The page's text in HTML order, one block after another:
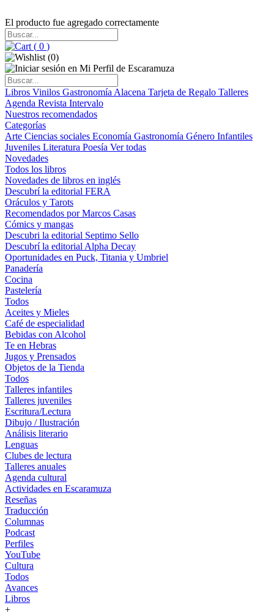
El producto fue agregado correctamente
( 0 )
(0)
Libros Vinilos Gastronomía Alacena Tarjeta de Regalo Talleres
Agenda Revista Intervalo
Nuestros recomendados
Categorías
Arte Ciencias sociales Economía Gastronomía Género Infantiles
Juveniles Literatura Poesía Ver todas
Novedades
Todos los libros
Novedades de libros en inglés
Descubrí la editorial FERA
Oráculos y Tarots
Recomendados por Marcos Casas
Cómics y mangas
Descubri la editorial Septimo Sello
Descubrí la editorial Alpha Decay
Oportunidades en Puck, Titania y Umbriel
Panadería
Cocina
Pastelería
Todos
Aceites y Mieles
Café de especialidad
Bebidas con Alcohol
Te en Hebras
Jugos y Prensados
Objetos de la Tienda
Todos
Talleres infantiles
Talleres juveniles
Escritura/Lectura
Dibujo / Ilustración
Análisis literario
Lenguas
Clubes de lectura
Talleres anuales
Agenda cultural
Actividades en Escaramuza
Reseñas
Traducción
Columnas
Podcast
Perfiles
YouTube
Cultura
Todos
Avances
Libros
+